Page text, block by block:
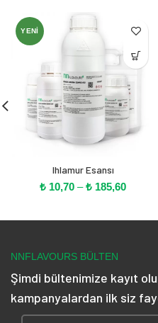
YENI
Ihlamur Esansı
₺ 10,70 –₺ 185,60Fiyat
NNFLAVOURS BÜLTEN
Şimdi bültenimize kayıt
kampanyalardan ilk siz